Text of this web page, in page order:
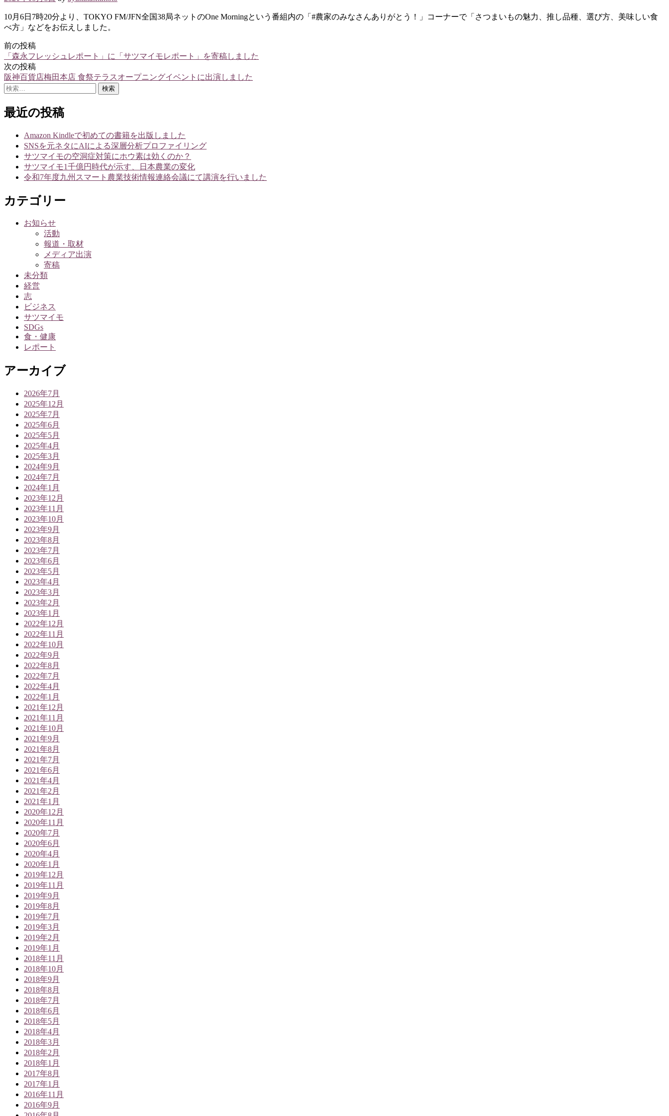
10月6日7時20分より、TOKYO FM/JFN全国38局ネットのOne Morningという番組内の「#農家のみなさんありがとう！」コーナーで「さつまいもの魅力、推し品種、選び方、美味しい食
べ方」などをお伝えしました。
投
稿
ナ
ビ
ゲ
前の投稿
「森永フレッシュレポート」に「サツマイモレポート」を寄稿しました
次の投稿
阪神百貨店梅田本店 食祭テラスオープニングイベントに出演しました
検
最近の投稿
Amazon Kindleで初めての書籍を出版しました
SNSを元ネタにAIによる深層分析プロファイリング
サツマイモの空洞症対策にホウ素は効くのか？
サツマイモ1千億円時代が示す、日本農業の変化
令和7年度九州スマート農業技術情報連絡会議にて講演を行いました
カテゴリー
お知らせ
活動
報道・取材
メディア出演
寄稿
未分類
経営
志
ビジネス
サツマイモ
SDGs
食・健康
レポート
アーカイブ
2026年7月
2025年12月
2025年7月
2025年6月
2025年5月
2025年4月
2025年3月
2024年9月
2024年7月
2024年1月
2023年12月
2023年11月
2023年10月
2023年9月
2023年8月
2023年7月
2023年6月
2023年5月
2023年4月
2023年3月
2023年2月
2023年1月
2022年12月
2022年11月
2022年10月
2022年9月
2022年8月
2022年7月
2022年4月
2022年1月
2021年12月
2021年11月
2021年10月
2021年9月
2021年8月
2021年7月
2021年6月
2021年4月
2021年2月
2021年1月
2020年12月
2020年11月
2020年7月
2020年6月
2020年4月
2020年1月
2019年12月
2019年11月
2019年9月
2019年8月
2019年7月
2019年3月
2019年2月
2019年1月
2018年11月
2018年10月
2018年9月
2018年8月
2018年7月
2018年6月
2018年5月
2018年4月
2018年3月
2018年2月
2018年1月
2017年8月
2017年1月
2016年11月
2016年9月